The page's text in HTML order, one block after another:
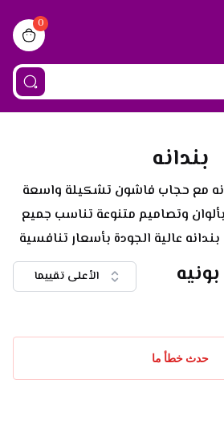
0
bag
بندانه
عالية الجودة بأسعار تنافسية
الأعلى تقييما
حدث خطأ ما